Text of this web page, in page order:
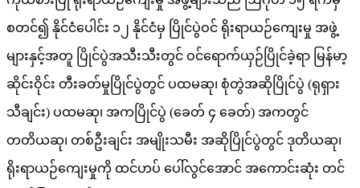
စတင်၍ နိုင်ငံပေါင်း ၁၂ နိုင်ငံမှ ပြိုင်ပွဲဝင် ရိုးရာယဉ်ကျေးမှု အဖွဲ့
များနှင့်အတူ ပြိုင်ပွဲအသီးသီးတွင် ဝင်ရောက်ယှဉ်ပြိုင်ခဲ့ရာ မြန်မာ့
ဆိုင်းဝိုင်း တီးခတ်မှုပြိုင်ပွဲတွင် ပထမဆု၊ စုံတွဲအဆိုပြိုင်ပွဲ (ရုရှား
သီချင်း) ပထမဆု၊ အကပြိုင်ပွဲ (ခေတ် ၄ ခေတ်) အကတွင်
တတိယဆု၊ တစ်ဦးချင်း အမျိုးသမီး အဆိုပြိုင်ပွဲတွင် ဒုတိယဆု၊
ရိုးရာယဉ်ကျေးမှုကို ထင်ဟပ် ပေါ်လွင်အောင် အကောင်းဆုံး တင်